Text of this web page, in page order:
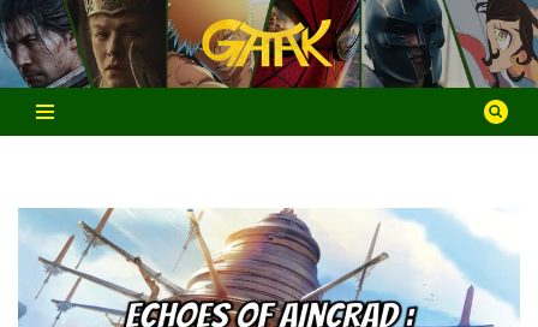
Aller
au
contenu